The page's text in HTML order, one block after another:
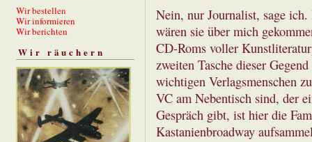
Wir bestellen
Wir informieren
Wir berichten
Wir räuchern
Nein, nur Journalist, sage
wären sie über mich
CD-Roms voller
zweiten Tasche dieser
wichtigen Verlagsmenschen
VC am Nebentisch sind, der
Gespräch gibt, ist hier die
Kastanienbroadway